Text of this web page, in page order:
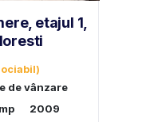
etajul 1,
de vânzare
2009